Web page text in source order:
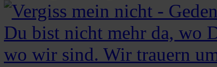
Du bist nicht mehr da, wo
wo wir sind. Wir trauern